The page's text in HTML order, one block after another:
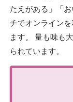
たえがある」「
チでオンライン
ます。 量も味も
られています。